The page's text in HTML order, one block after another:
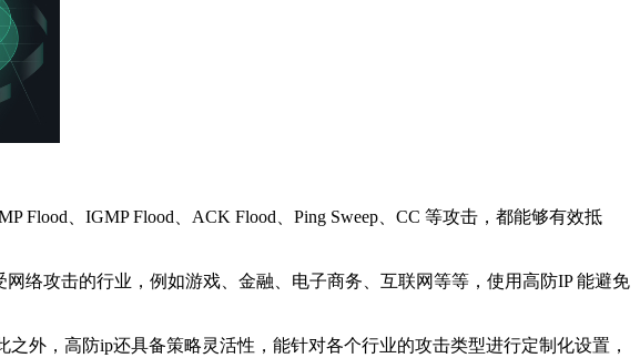
、IGMP Flood、ACK Flood、Ping Sweep、CC 等攻击，都能够有效抵
攻击的行业，例如游戏、金融、电子商务、互联网等等，使用高防IP 能避免
，高防ip还具备策略灵活性，能针对各个行业的攻击类型进行定制化设置，